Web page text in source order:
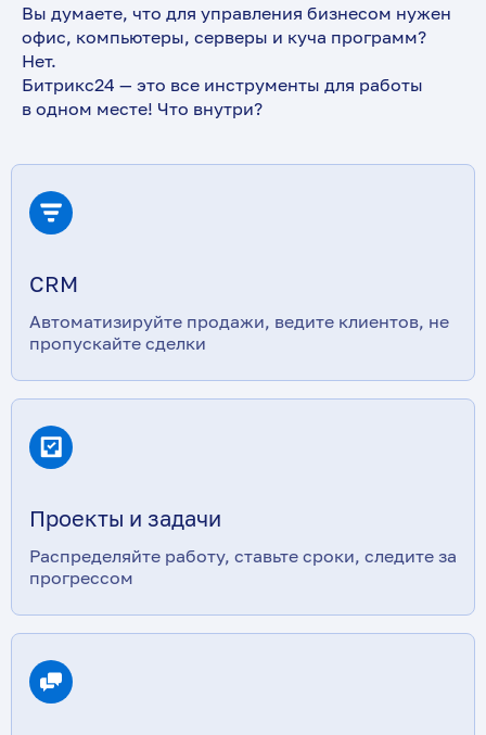
Вы думаете, что для управления бизнесом нужен
офис, компьютеры, серверы и куча программ?
Нет.
Битрикс24 — это все инструменты для работы
в одном месте! Что внутри?
CRM
Автоматизируйте продажи, ведите клиентов, не
пропускайте сделки
Проекты и задачи
Распределяйте работу, ставьте сроки, следите за
прогрессом